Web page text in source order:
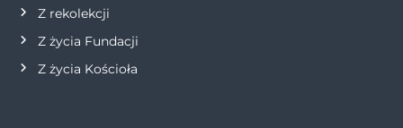
Z rekolekcji
Z życia Fundacji
Z życia Kościoła